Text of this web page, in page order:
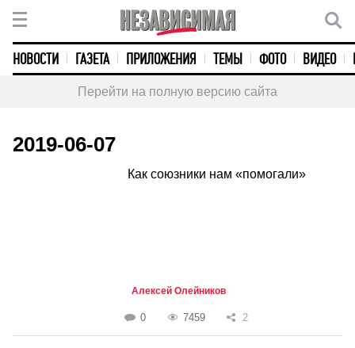
НОВОСТИ ГАЗЕТА ПРИЛОЖЕНИЯ ТЕМЫ ФОТО ВИДЕО
Перейти на полную версию сайта
2019-06-07
Как союзники нам «помогали»
Алексей Олейников
0 7459 2